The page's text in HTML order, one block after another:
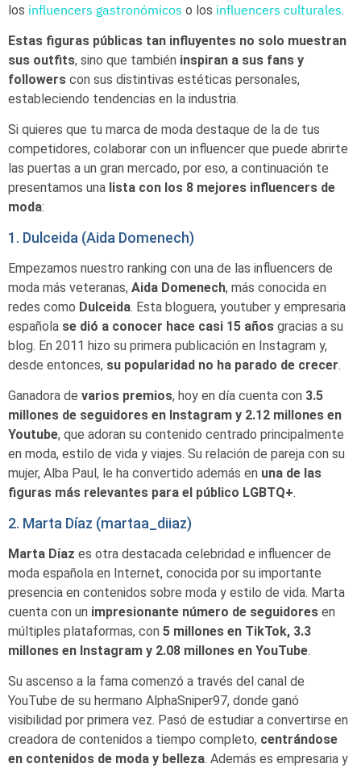
los influencers gastronómicos o los influencers culturales.
Estas figuras públicas tan influyentes no solo muestran
sus outfits, sino que también inspiran a sus fans y
followers con sus distintivas estéticas personales,
estableciendo tendencias en la industria.
Si quieres que tu marca de moda destaque de la de tus
competidores, colaborar con un influencer que puede abrirte
las puertas a un gran mercado, por eso, a continuación te
presentamos una lista con los 8 mejores influencers de
moda:
1. Dulceida (Aida Domenech)
Empezamos nuestro ranking con una de las influencers de
moda más veteranas, Aida Domenech, más conocida en
redes como Dulceida. Esta bloguera, youtuber y empresaria
española se dió a conocer hace casi 15 años gracias a su
blog. En 2011 hizo su primera publicación en Instagram y,
desde entonces, su popularidad no ha parado de crecer.
Ganadora de varios premios, hoy en día cuenta con 3.5
millones de seguidores en Instagram y 2.12 millones en
Youtube, que adoran su contenido centrado principalmente
en moda, estilo de vida y viajes. Su relación de pareja con su
mujer, Alba Paul, le ha convertido además en una de las
figuras más relevantes para el público LGBTQ+.
2. Marta Díaz (martaa_diiaz)
Marta Díaz es otra destacada celebridad e influencer de
moda española en Internet, conocida por su importante
presencia en contenidos sobre moda y estilo de vida. Marta
cuenta con un impresionante número de seguidores en
múltiples plataformas, con 5 millones en TikTok, 3.3
millones en Instagram y 2.08 millones en YouTube.
Su ascenso a la fama comenzó a través del canal de
YouTube de su hermano AlphaSniper97, donde ganó
visibilidad por primera vez. Pasó de estudiar a convertirse en
creadora de contenidos a tiempo completo, centrándose
en contenidos de moda y belleza. Además es empresaria y